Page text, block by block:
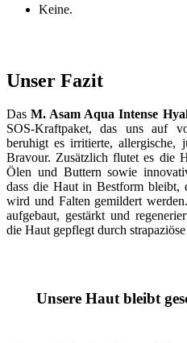
Keine.
Unser Fazit
DasM. Asam Aqua Intense
SOS-Kraftpaket, das uns auf
beruhigt es irritierte, allergische,
Bravour. Zusätzlich flutet es die
Ölen und Buttern sowie
dass die Haut in Bestform bleibt,
wird und Falten gemildert
aufgebaut, gestärkt und
die Haut gepflegt durch
Unsere Haut bleibt